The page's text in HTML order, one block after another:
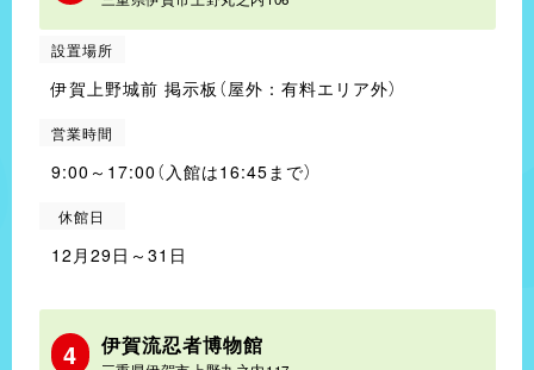
設置場所
伊賀上野城前 掲示板（屋外：有料エリア外）
営業時間
9:00～17:00（入館は16:45まで）
休館日
12月29日～31日
4 伊賀流忍者博物館